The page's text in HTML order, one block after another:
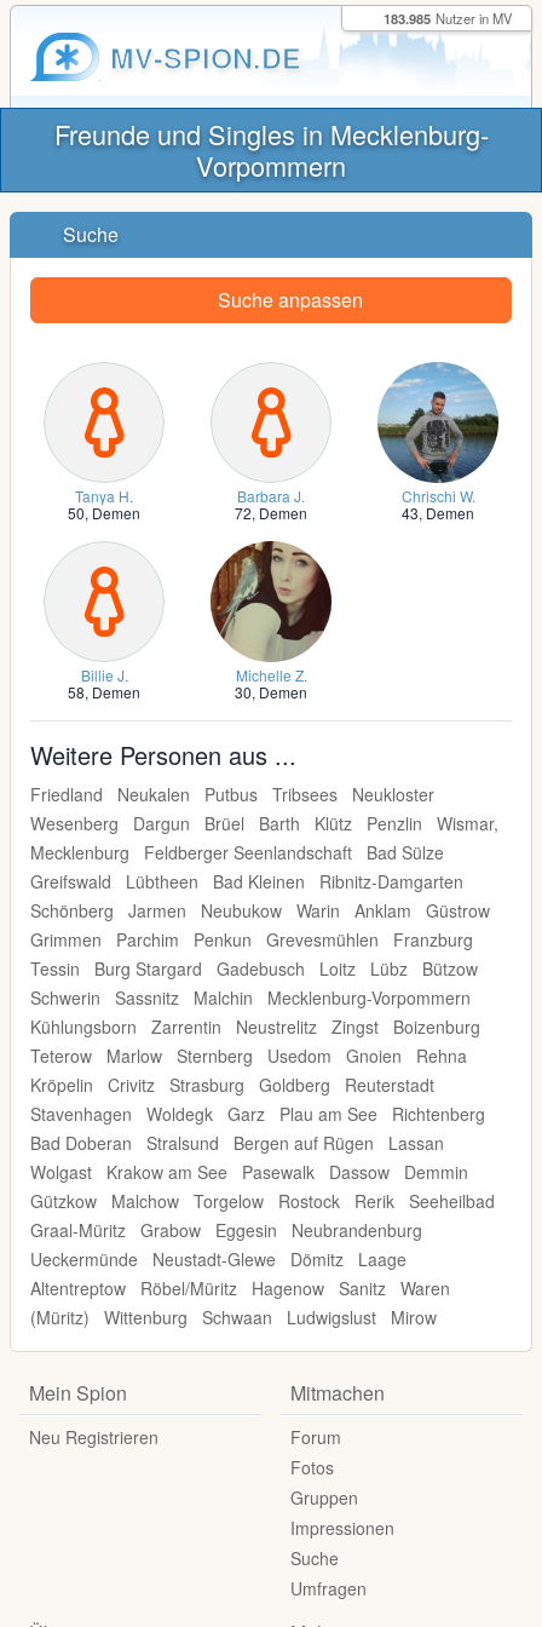
MV-SPION.DE
183.985 Nutzer in MV
Freunde und Singles in Mecklenburg-
Vorpommern
Suche
Suche anpassen
Tanya H.
50, Demen
Barbara J.
72, Demen
Chrischi W.
43, Demen
Billie J.
58, Demen
Michelle Z.
30, Demen
Weitere Personen aus ...
Friedland Neukalen Putbus Tribsees
Neukloster
Wesenberg
Dargun Brüel Barth Klütz Penzlin
Wismar,
Mecklenburg
Feldberger Seenlandschaft
Bad Sülze
Greifswald
Lübtheen Bad Kleinen
Ribnitz-Damgarten
Schönberg
Jarmen Neubukow Warin Anklam
Güstrow
Grimmen
Parchim Penkun Grevesmühlen
Franzburg
Tessin
Burg Stargard Gadebusch Loitz Lübz
Bützow
Schwerin
Sassnitz Malchin
Mecklenburg-Vorpommern
Kühlungsborn
Zarrentin Neustrelitz Zingst
Boizenburg
Teterow
Marlow Sternberg Usedom Gnoien
Rehna
Kröpelin
Crivitz Strasburg Goldberg
Reuterstadt
Stavenhagen
Woldegk Garz Plau am See
Richtenberg
Bad Doberan
Stralsund Bergen auf Rügen
Lassan
Wolgast
Krakow am See Pasewalk Dassow
Demmin
Gützkow
Malchow Torgelow Rostock Rerik Seeheilbad
Graal-Müritz Grabow Eggesin
Neubrandenburg
Ueckermünde
Neustadt-Glewe Dömitz
Laage
Altentreptow
Röbel/Müritz Hagenow Sanitz Waren
(Müritz)
Wittenburg Schwaan Ludwigslust Mirow
Mein Spion
Neu Registrieren
Mitmachen
Forum
Fotos
Gruppen
Impressionen
Suche
Umfragen